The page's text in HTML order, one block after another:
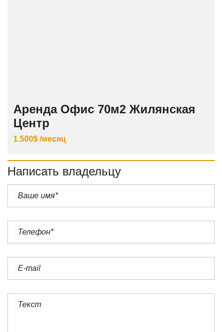
Аренда Офис 70м2 Жилянская
Центр
1.500$ /месяц
Написать владельцу